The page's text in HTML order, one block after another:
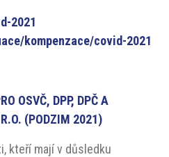
2021
kompenzace/covid-2021
OSVČ, DPP, DPČ A
(PODZIM 2021)
kteří mají v důsledku